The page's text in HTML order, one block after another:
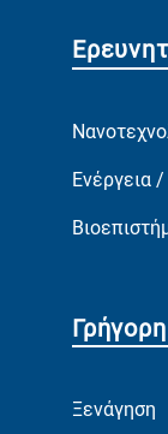
Ενέργεια
Ξενάγηση